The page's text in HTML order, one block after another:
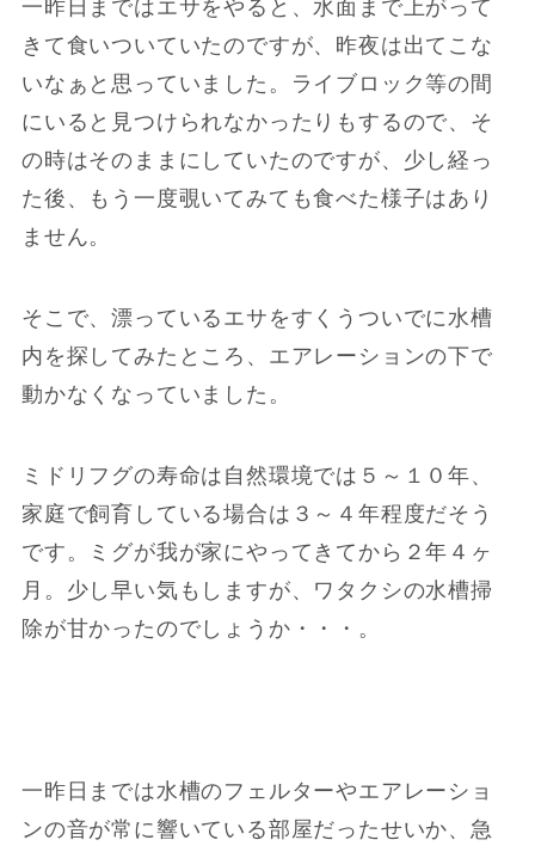
一昨日まではエサをやると、水面まで上がって
きて食いついていたのですが、昨夜は出てこな
いなぁと思っていました。ライブロック等の間
にいると見つけられなかったりもするので、そ
の時はそのままにしていたのですが、少し経っ
た後、もう一度覗いてみても食べた様子はあり
ません。
そこで、漂っているエサをすくうついでに水槽
内を探してみたところ、エアレーションの下で
動かなくなっていました。
ミドリフグの寿命は自然環境では５～１０年、
家庭で飼育している場合は３～４年程度だそう
です。ミグが我が家にやってきてから２年４ヶ
月。少し早い気もしますが、ワタクシの水槽掃
除が甘かったのでしょうか・・・。
一昨日までは水槽のフェルターやエアレーショ
ンの音が常に響いている部屋だったせいか、急